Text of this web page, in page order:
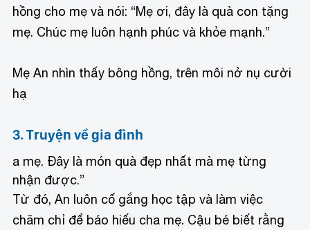
hồng cho mẹ và nói: “Mẹ ơi, đây là quà con tặng
mẹ. Chúc mẹ luôn hạnh phúc và khỏe mạnh.”
Mẹ An nhìn thấy bông hồng, trên môi nở nụ cười
hạ
3. Truyện về gia đình
a mẹ. Đây là món quà đẹp nhất mà mẹ từng
nhận được.”
Từ đó, An luôn cố gắng học tập và làm việc
chăm chỉ để báo hiếu cha mẹ. Cậu bé biết rằng